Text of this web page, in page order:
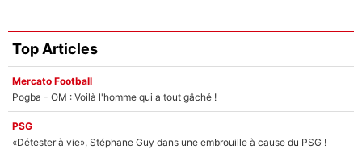
Top Articles
Mercato Football
Pogba - OM : Voilà l'homme qui a tout gâché !
PSG
«Détester à vie», Stéphane Guy dans une embrouille à cause du PSG !